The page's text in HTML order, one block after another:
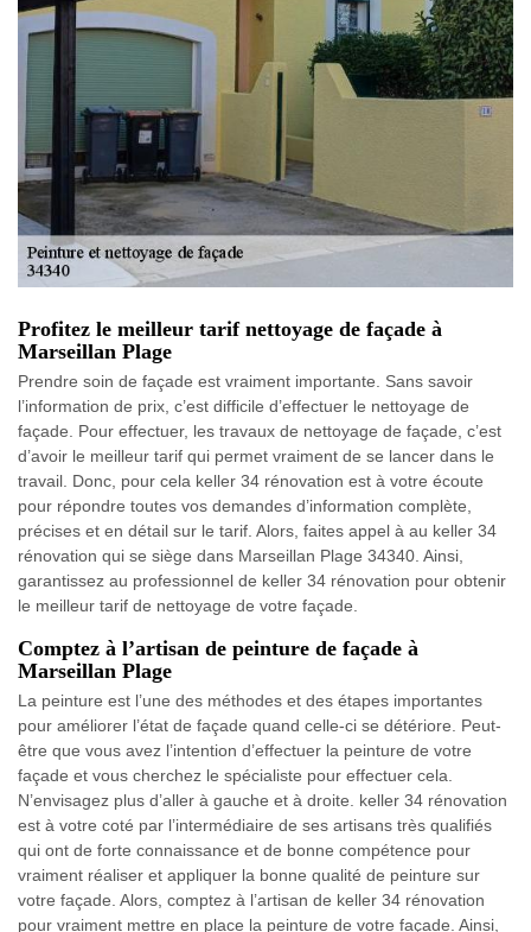
Profitez le meilleur tarif nettoyage de façade à
Marseillan Plage
Prendre soin de façade est vraiment importante. Sans savoir
l’information de prix, c’est difficile d’effectuer le nettoyage de
façade. Pour effectuer, les travaux de nettoyage de façade, c’est
d’avoir le meilleur tarif qui permet vraiment de se lancer dans le
travail. Donc, pour cela keller 34 rénovation est à votre écoute
pour répondre toutes vos demandes d’information complète,
précises et en détail sur le tarif. Alors, faites appel à au keller 34
rénovation qui se siège dans Marseillan Plage 34340. Ainsi,
garantissez au professionnel de keller 34 rénovation pour obtenir
le meilleur tarif de nettoyage de votre façade.
Comptez à l’artisan de peinture de façade à
Marseillan Plage
La peinture est l’une des méthodes et des étapes importantes
pour améliorer l’état de façade quand celle-ci se détériore. Peut-
être que vous avez l’intention d’effectuer la peinture de votre
façade et vous cherchez le spécialiste pour effectuer cela.
N’envisagez plus d’aller à gauche et à droite. keller 34 rénovation
est à votre coté par l’intermédiaire de ses artisans très qualifiés
qui ont de forte connaissance et de bonne compétence pour
vraiment réaliser et appliquer la bonne qualité de peinture sur
votre façade. Alors, comptez à l’artisan de keller 34 rénovation
pour vraiment mettre en place la peinture de votre façade. Ainsi,